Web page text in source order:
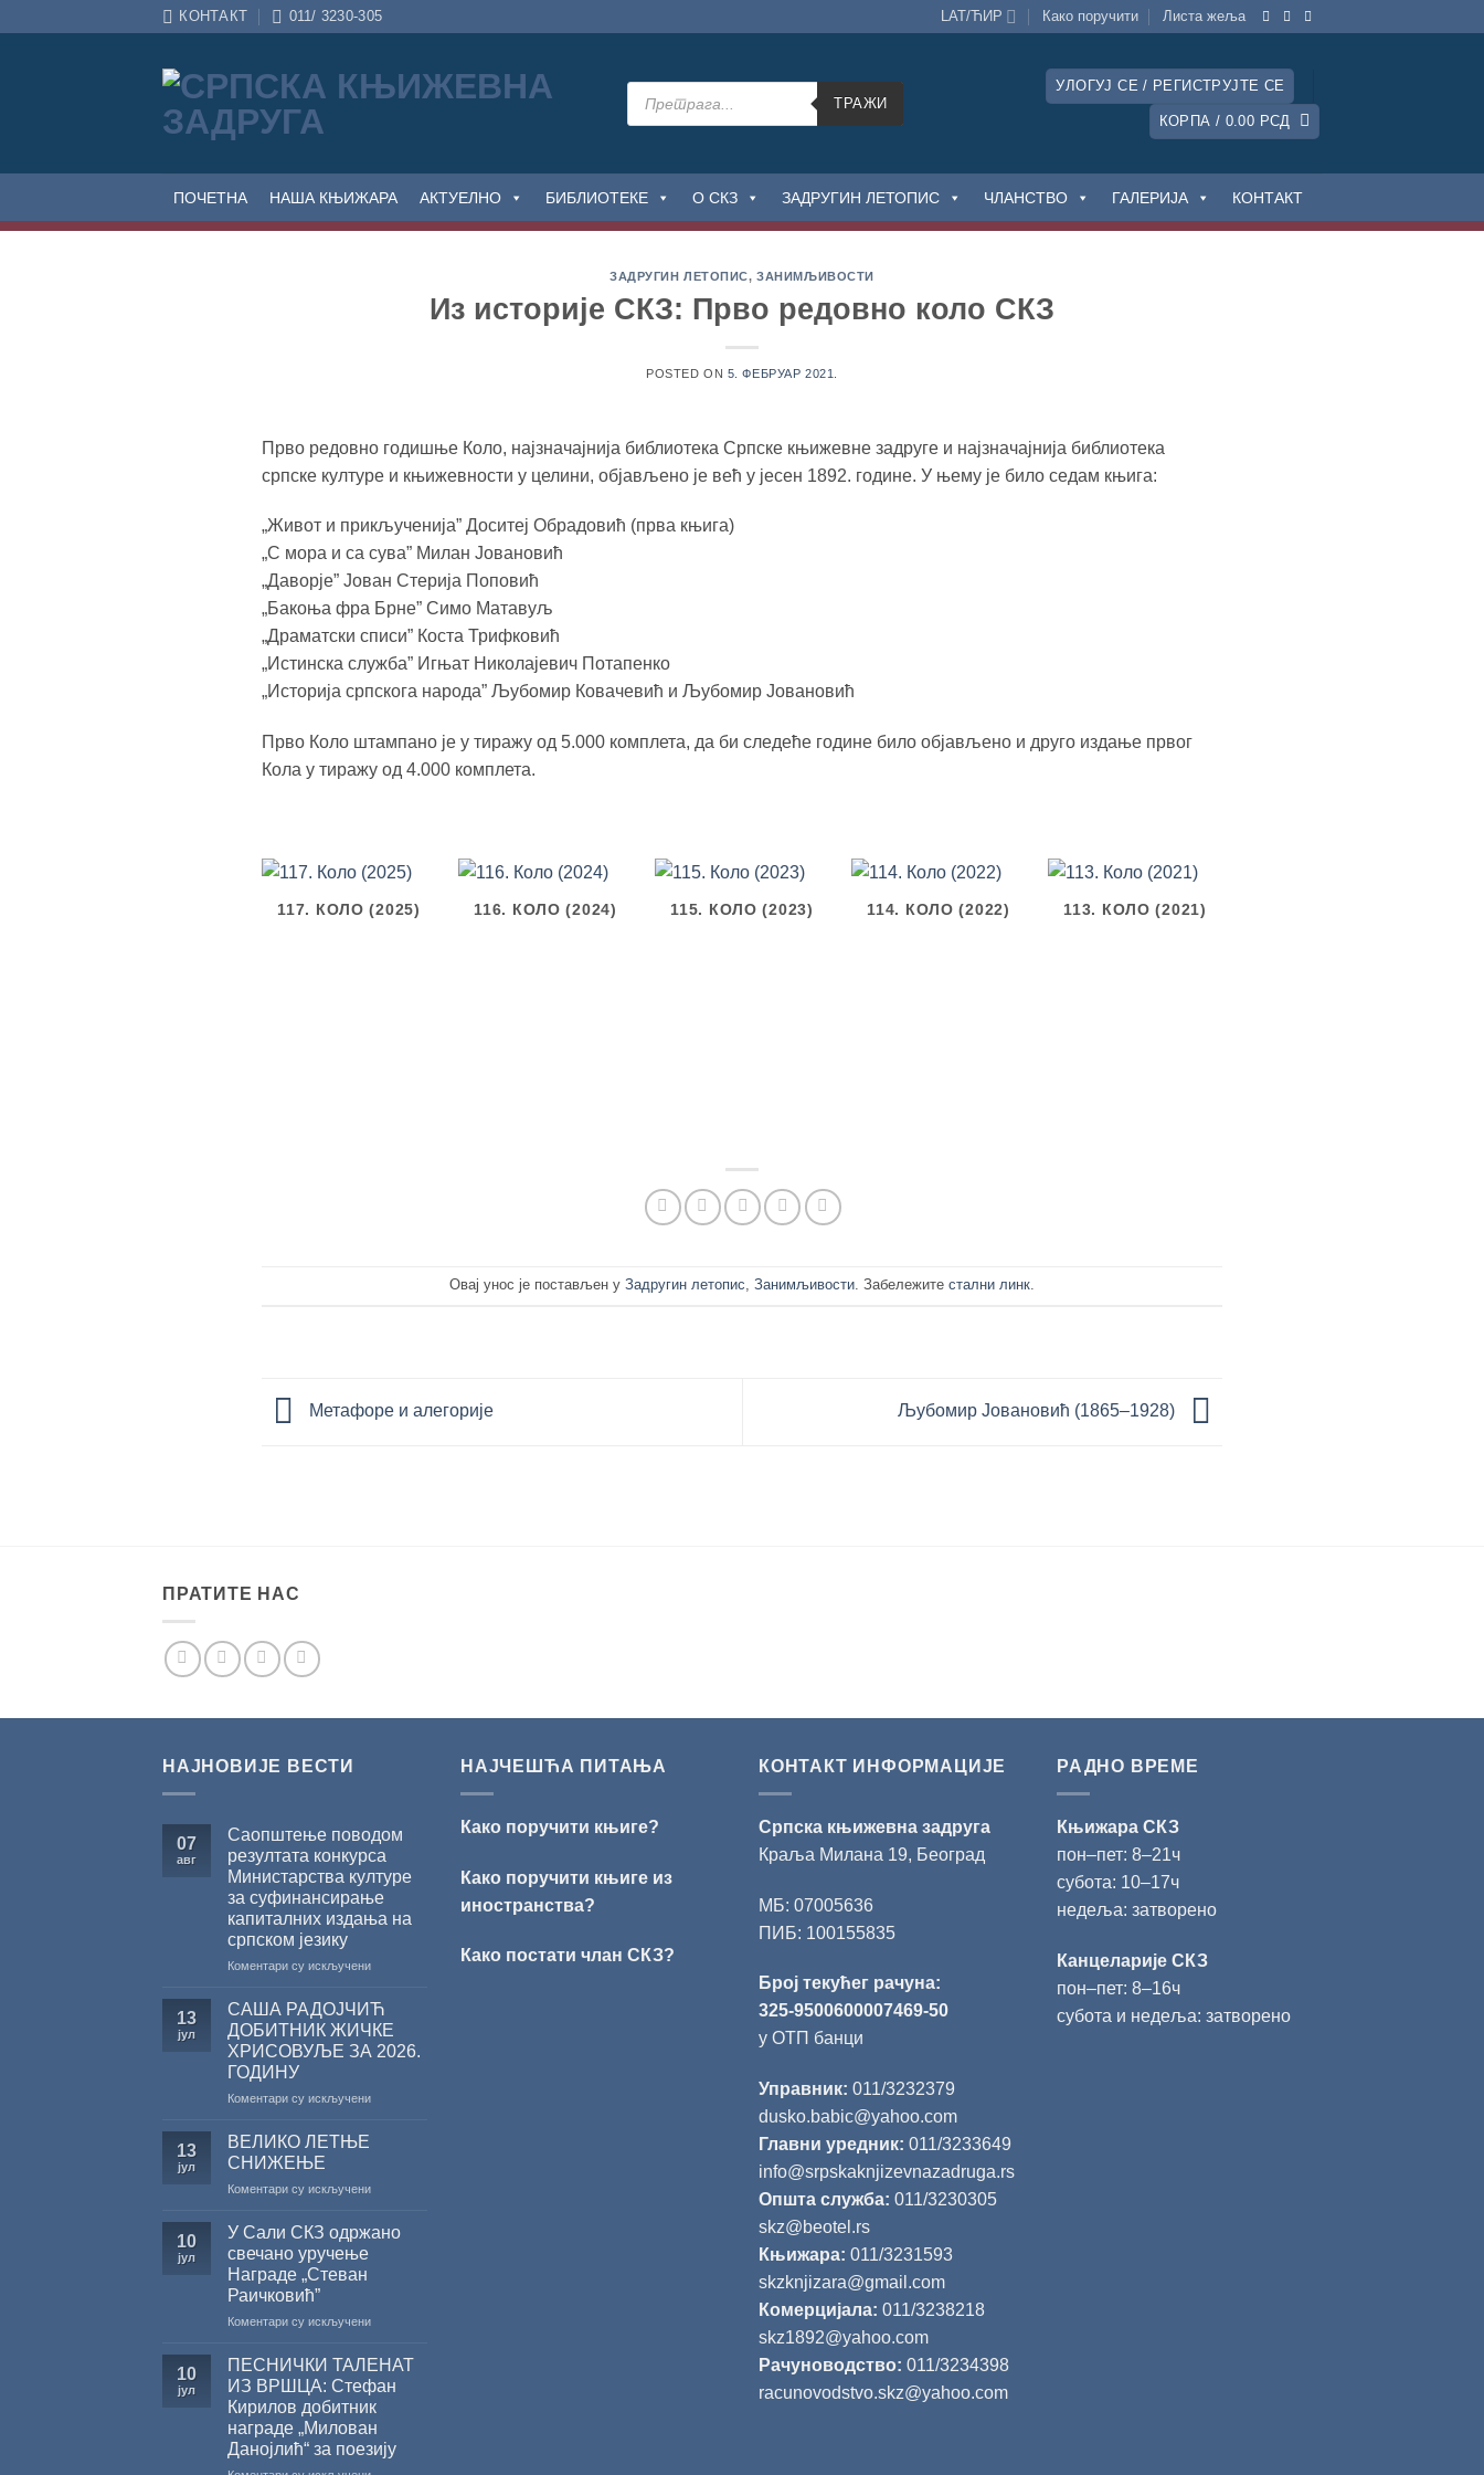
КОНТАКТ 011/ 3230-305 LAT/ЋИР Како поручити Листa жеља
Products
search
ТРАЖИ
УЛОГУЈ СЕ / РЕГИСТРУЈТЕ СЕ
КОРПА / 0.00 РСД
ПОЧЕТНА НАША КЊИЖАРА АКТУЕЛНО БИБЛИОТЕКЕ О СКЗ ЗАДРУГИН ЛЕТОПИС ЧЛАНСТВО ГАЛЕРИЈА КОНТАКТ
ЗАДРУГИН ЛЕТОПИС,ЗАНИМЉИВОСТИ
Из историје СКЗ: Прво редовно коло СКЗ
POSTED ON 5. ФЕБРУАР 2021.
Прво редовно годишње Коло, најзначајнија библиотека Српске књижевне задруге и најзначајнија библиотека
српске културе и књижевности у целини, објављено је већ у јесен 1892. године. У њему је било седам књига:
„Живот и прикљученија” Доситеј Обрадовић (прва књига)
„С мора и са сува” Милан Јовановић
„Даворје” Јован Стерија Поповић
„Бакоња фра Брне” Симо Матавуљ
„Драматски списи” Коста Трифковић
„Истинска служба” Игњат Николајевич Потапенко
„Историја српскога народа” Љубомир Ковачевић и Љубомир Јовановић
Прво Коло штампано је у тиражу од 5.000 комплета, да би следеће године било објављено и друго издање првог
Кола у тиражу од 4.000 комплета.
117. КОЛО (2025) 116. КОЛО (2024) 115. КОЛО (2023) 114. КОЛО (2022) 113. КОЛО (2021)
Овај унос је постављен у Задругин летопис, Занимљивости. Забележите стални линк.
Метафоре и алегорије Љубомир Јовановић (1865–1928)
ПРАТИТЕ НАС
НАЈНОВИЈЕ ВЕСТИ
07
авг
Саопштење поводом
резултата конкурса
Министарства културе
за суфинансирање
капиталних издања на
српском језику
Коментари су искљученина
поводом
резултата
конкурса
Министарства
за
српском
13
јул
САША РАДОЈЧИЋ
ДОБИТНИК ЖИЧКЕ
ХРИСОВУЉЕ ЗА 2026.
ГОДИНУ
Коментари су искљученина
ХРИСОВУЉЕ
2026.
13
јул
ВЕЛИКО ЛЕТЊЕ
СНИЖЕЊЕ
Коментари су искљученина
10
јул
У Сали СКЗ одржано
свечано уручење
Награде „Стеван
Раичковић”
Коментари су искљученина
Сали
СКЗ
одржано
свечано
уручење
Награде
„Стеван
10
јул
ПЕСНИЧКИ ТАЛЕНАТ
ИЗ ВРШЦА: Стефан
Кирилов добитник
награде „Милован
Данојлић“ за поезију
НАЈЧЕШЋА ПИТАЊА
Како поручити књиге?
Како поручити књиге из
иностранства?
Како постати члан СКЗ?
КОНТАКТ ИНФОРМАЦИЈЕ
Српска књижевна задруга
Краља Милана 19, Београд
МБ: 07005636
ПИБ: 100155835
Број текућег рачуна:
325-9500600007469-50
у ОТП банци
Управник: 011/3232379
dusko.babic@yahoo.com
Главни уредник: 011/3233649
info@srpskaknjizevnazadruga.rs
Општа служба: 011/3230305
skz@beotel.rs
Књижара: 011/3231593
skzknjizara@gmail.com
Комерцијала: 011/3238218
skz1892@yahoo.com
Рачуноводство: 011/3234398
racunovodstvo.skz@yahoo.com
РАДНО ВРЕМЕ
Књижара СКЗ
пон‒пет: 8‒21ч
субота: 10‒17ч
недеља: затворено
Канцеларије СКЗ
пон‒пет: 8‒16ч
субота и недеља: затворено